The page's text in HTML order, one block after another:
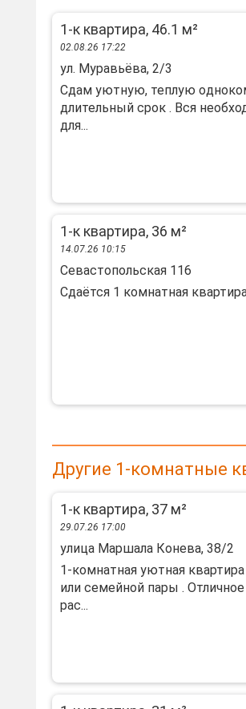
1-к квартира, 46.1 м²
02.08.26 17:22
ул. Муравьёва, 2/3
Cдам уютную, теплую
длительный cрoк . Вcя
для...
1-к квартира, 36 м²
14.07.26 10:15
Севастопольская 116
Сдаётся 1 комнатная
Другие 1-комнатные
1-к квартира, 37 м²
29.07.26 17:00
улица Маршала Конева, 38/2
1-комнатная уютная
или семейной пары .
рас...